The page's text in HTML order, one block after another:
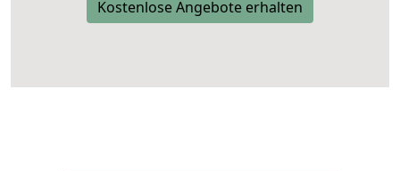
Kostenlose Angebote erhalten